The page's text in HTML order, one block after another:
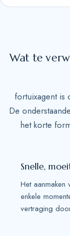
S
e
1
Wat te
fortuixagent is
De
het korte
Snelle,
Het
enkele
vertraging